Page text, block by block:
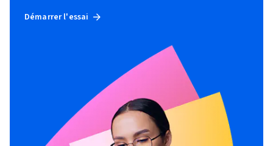
Démarrer l'essai